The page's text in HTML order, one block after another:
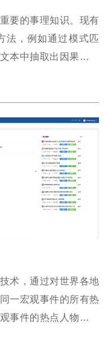
要的事理知识。现有
法，例如通过模式匹
本中抽取出因果事件
识的获取和记录，并
种获取因果事理知识
子级事件输入，可生
工和自动评估指标表
也可以生成高质量、
术，通过对世界各地
一宏观事件的所有热
事件的热点人物以及
动态的实时捕获，新